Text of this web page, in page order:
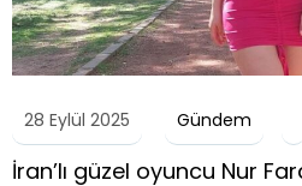
28 Eylül 2025 Gündem
İran’lı güzel oyuncu Nur